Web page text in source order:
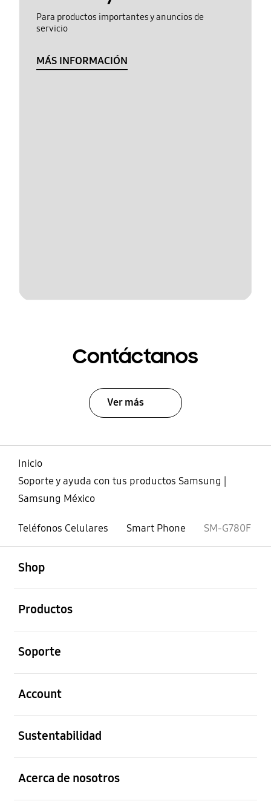
Para productos importantes y anuncios de
servicio
MÁS INFORMACIÓN
Contáctanos
Ver más
Inicio
Soporte y ayuda con tus productos Samsung |
Samsung México
Teléfonos Celulares Smart Phone SM-G780F
Shop
Productos
Soporte
Account
Sustentabilidad
Acerca de nosotros